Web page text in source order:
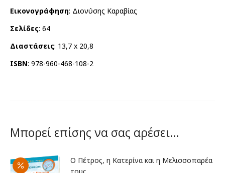
Εικονογράφηση: Διονύσης Καραβίας
Σελίδες: 64
Διαστάσεις: 13,7 x 20,8
ISBN: 978-960-468-108-2
Μπορεί επίσης να σας αρέσει…
Ο Πέτρος, η Κατερίνα και η Μελισσοπαρέα